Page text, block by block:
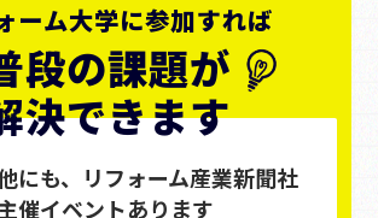
ーム大学に参加すれば
段の課題が
決できます
にも、リフォーム産業新聞社
催イベントあります